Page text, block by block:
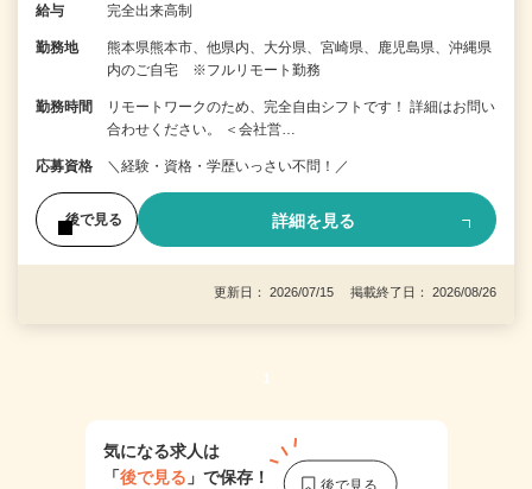
給与 完全出来高制
勤務地
熊本県熊本市、他県内、大分県、宮崎県、鹿児島県、沖縄県
内のご自宅 ※フルリモート勤務
勤務時間
リモートワークのため、完全自由シフトです！ 詳細はお問い
合わせください。 ＜会社営…
応募資格 ＼経験・資格・学歴いっさい不問！／
後で見る 詳細を見る
更新日： 2026/07/15 掲載終了日： 2026/08/26
1
気になる求人は
「後で見る 」で保存！